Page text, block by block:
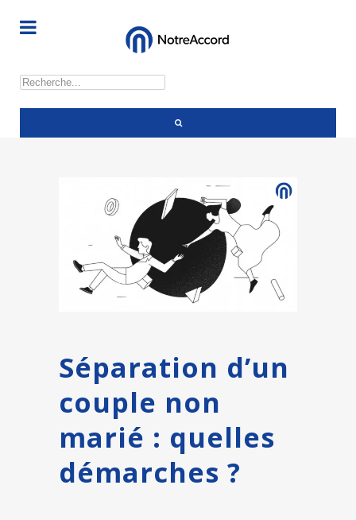
Rechercher
Séparation d’un
couple non
marié : quelles
démarches ?